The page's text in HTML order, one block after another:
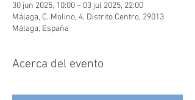
30 jun 2025, 10:00 – 03 jul 2025, 22:00
Málaga, C. Molino, 4, Distrito Centro, 29013
Málaga, España
Acerca del evento